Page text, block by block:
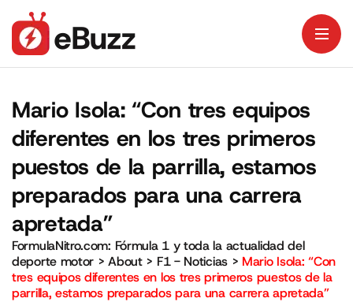
Mario Isola: “Con tres equipos
diferentes en los tres primeros
puestos de la parrilla, estamos
preparados para una carrera
apretada”
FormulaNitro.com: Fórmula 1 y toda la actualidad del
deporte motor >About> F1 - Noticias> Mario Isola: “Con
tres equipos diferentes en los tres primeros puestos de la
parrilla, estamos preparados para una carrera apretada”